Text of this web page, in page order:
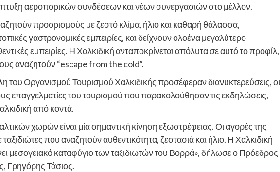
αεροπορικών συνδέσεων και νέων συνεργασιών στο μέλλον.
προορισμούς με ζεστό κλίμα, ήλιο και καθαρή θάλασσα,
γαστρονομικές εμπειρίες, και δείχνουν ολοένα μεγαλύτερο
εμπειρίες. Η Χαλκιδική ανταποκρίνεται απόλυτα σε αυτό το προφίλ,
αναζητούν “escape from the cold”.
του Οργανισμού Τουρισμού Χαλκιδικής προσέφεραν διανυκτερεύσεις, οι
επαγγελματίες του τουρισμού που παρακολούθησαν τις εκδηλώσεις,
από κοντά.
χωρών είναι μία σημαντική κίνηση εξωστρέφειας. Οι αγορές της
ταξιδιώτες που αναζητούν αυθεντικότητα, ζεστασιά και ήλιο. Η Χαλκιδική
μεσογειακό καταφύγιο των ταξιδιωτών του Βορρά», δήλωσε ο Πρόεδρος
Γρηγόρης Τάσιος.